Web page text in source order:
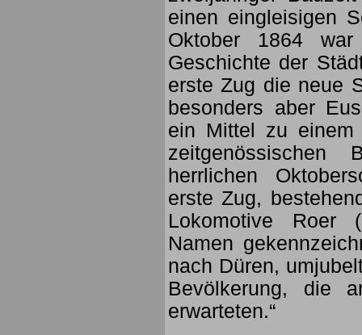
einen eingleisigen
Oktober 1864
Geschichte der
erste Zug die neue
besonders aber
ein Mittel zu einem
herrlichen
erste Zug,
Lokomotive Roer
Namen
nach Düren,
Bevölkerung, die
erwarteten.“